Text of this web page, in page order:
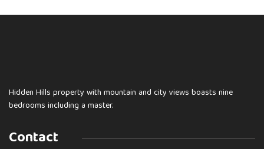
Hidden Hills property with mountain and city views boasts nine
bedrooms including a master.
Contact